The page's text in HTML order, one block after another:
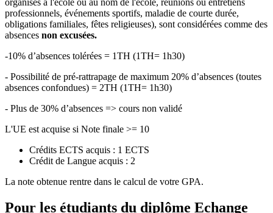
organisés à l'école ou au nom de l'école, réunions ou entretiens
professionnels, événements sportifs, maladie de courte durée,
obligations familiales, fêtes religieuses), sont considérées comme des
absences non excusées.
-10% d’absences tolérées = 1TH (1TH= 1h30)
- Possibilité de pré-rattrapage de maximum 20% d’absences (toutes
absences confondues) = 2TH (1TH= 1h30)
- Plus de 30% d’absences => cours non validé
L'UE est acquise si Note finale >= 10
Crédits ECTS acquis : 1 ECTS
Crédit de Langue acquis : 2
La note obtenue rentre dans le calcul de votre GPA.
Pour les étudiants du diplôme Echange